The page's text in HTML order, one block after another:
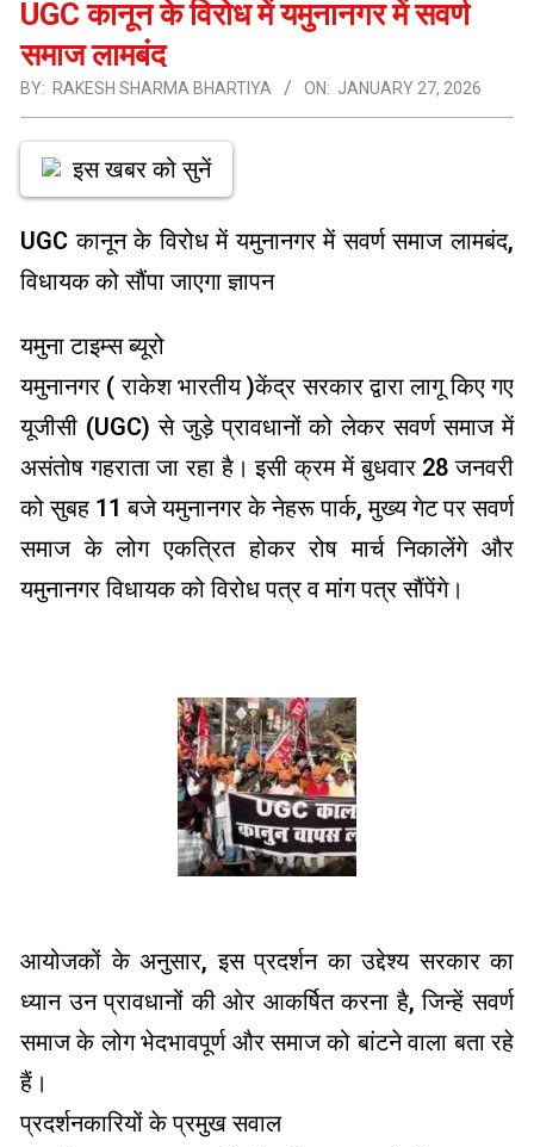
UGC कानून के विरोध में यमुनानगर में सवर्ण
समाज लामबंद
BY: RAKESH SHARMA BHARTIYA ON: JANUARY 27, 2026
इस खबर को सुनें
UGC कानून के विरोध में यमुनानगर में सवर्ण समाज लामबंद,
विधायक को सौंपा जाएगा ज्ञापन
यमुना टाइम्स ब्यूरो
यमुनानगर ( राकेश भारतीय )केंद्र सरकार द्वारा लागू किए गए
यूजीसी (UGC) से जुड़े प्रावधानों को लेकर सवर्ण समाज में
असंतोष गहराता जा रहा है। इसी क्रम में बुधवार 28 जनवरी
को सुबह 11 बजे यमुनानगर के नेहरू पार्क, मुख्य गेट पर सवर्ण
समाज के लोग एकत्रित होकर रोष मार्च निकालेंगे और
यमुनानगर विधायक को विरोध पत्र व मांग पत्र सौंपेंगे।
आयोजकों के अनुसार, इस प्रदर्शन का उद्देश्य सरकार का
ध्यान उन प्रावधानों की ओर आकर्षित करना है, जिन्हें सवर्ण
समाज के लोग भेदभावपूर्ण और समाज को बांटने वाला बता रहे
हैं।
प्रदर्शनकारियों के प्रमुख सवाल